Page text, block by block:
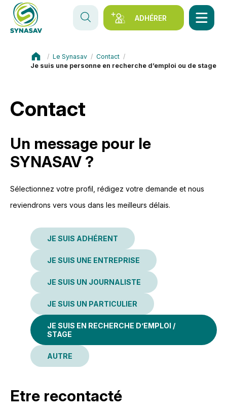
ADHÉRER
Synasav
Le Synasav
Contact
Je suis une personne en recherche d’emploi ou de stage
Contact
Un message pour le
SYNASAV ?
Sélectionnez votre profil, rédigez votre demande et nous
reviendrons vers vous dans les meilleurs délais.
ALLER
AU
CONTENU
JE SUIS ADHÉRENT
JE SUIS UNE ENTREPRISE
JE SUIS UN JOURNALISTE
JE SUIS UN PARTICULIER
JE SUIS EN RECHERCHE D’EMPLOI /
STAGE
AUTRE
Etre recontacté